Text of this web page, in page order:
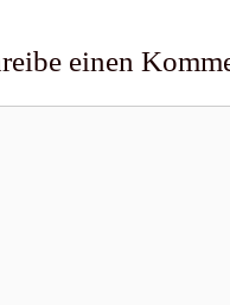
einen